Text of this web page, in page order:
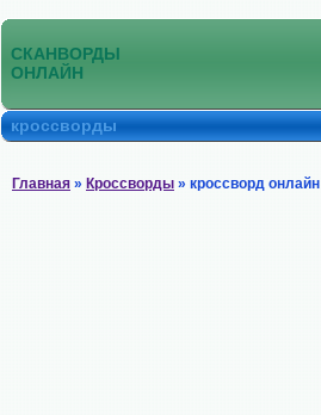
СКАНВОРДЫ
ОНЛАЙН
кроссворды
Главная » Кроссворды » кроссворд онлайн